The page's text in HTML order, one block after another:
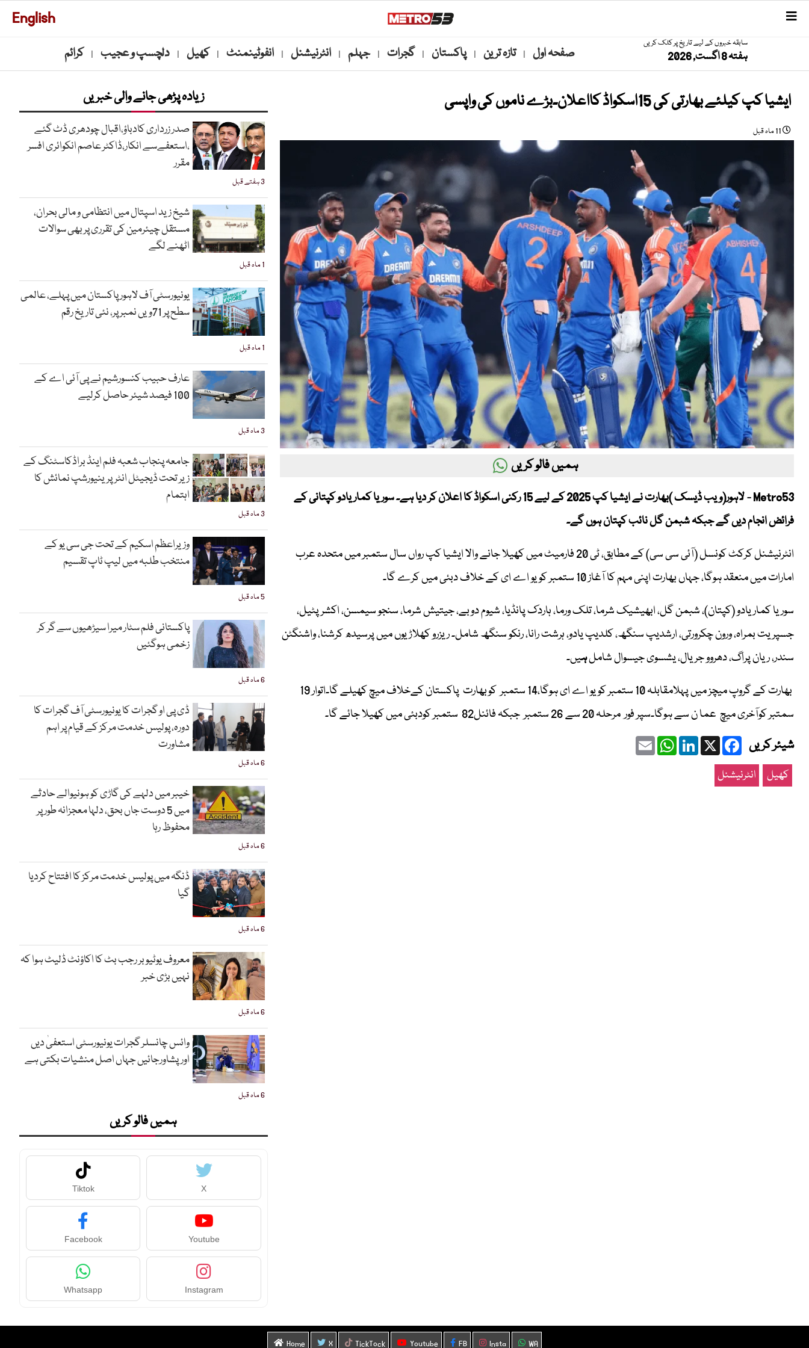
English
سابقہ خبروں کے لیے تاریخ پر کلک کریں
ہفتہ 8 اگست, 2026 صفحہ اول | تازہ ترین | پاکستان | گجرات | جہلم | انٹرنیشنل | انفوٹینمنٹ | کھیل | دلچسپ و عجیب | کرائم
ایشیا کپ کیلئے بھارتی کی 15اسکواڈ کااعلان۔بڑے ناموں کی واپسی
11 ماہ قبل
ہمیں فالو کریں
Metro53 - لاہور(ویب ڈیسک )بھارت نے ایشیا کپ 2025 کے لیے 15 رکنی اسکواڈ کا اعلان کر دیا ہے۔ سوریا کمار یادو کپتانی کے
فرائض انجام دیں گے جبکہ شبمن گل نائب کپتان ہوں گے۔
انٹرنیشنل کرکٹ کونسل (آئی سی سی) کے مطابق، ٹی 20 فارمیٹ میں کھیلا جانے والا ایشیا کپ رواں سال ستمبر میں متحدہ عرب
امارات میں منعقد ہوگا، جہاں بھارت اپنی مہم کا آغاز 10 ستمبر کو یو اے ای کے خلاف دبئی میں کرے گا۔
سوریا کمار یادو (کپتان)، شبمن گل، ابھیشیک شرما، تلک ورما، ہاردک پانڈیا، شیوم دوبے، جیتیش شرما، سنجو سیمسن، اکشر پٹیل،
جسپریت بمراہ، ورون چکرورتی، ارشدیپ سنگھ، کلدیپ یادو، ہرشت رانا، رنکو سنگھ شامل۔ ریزرو کھلاڑیوں میں پرسیدھ کرشنا، واشنگٹن
سندر، ریان پراگ، دھروو جریال، یشسوی جیسوال شاملہیں۔
بھارت کے گروپ میچز میں پہلامقابلہ 10 ستمبر کو یو اے ای ہوگا،14 ستمبر کوبھارت پاکستان کےخلاف میچ کھیلے گا۔اتوار 19
سمتبر کوآخری میچ عما ن سے ہوگا۔سپر فور مرحلہ 20 سے 26 ستمبر جبکہ فائنل82 ستمبر کودبئی میں کھیلا جائے گا۔
شیئر کریں Facebook
X
LinkedIn
WhatsApp
Email
کھیل انٹرنیشنل
زیادہ پڑھی جانے والی خبریں
3 ہفتے قبل
صدر زرداری کادباؤ،اقبال چودھری ڈٹ گئے
،استعفےسے انکار،ڈاکٹر عاصم انکوائری افسر
مقرر
1 ماہ قبل
شیخ زید اسپتال میں انتظامی و مالی بحران،
مستقل چیئرمین کی تقرری پر بھی سوالات
اٹھنے لگے
1 ماہ قبل
یونیورسٹی آف لاہور پاکستان میں پہلے، عالمی
سطح پر 71ویں نمبر پر، نئی تاریخ رقم
3 ماہ قبل
عارف حبیب کنسورشیم نے پی آئی اے کے
100 فیصد شیئر حاصل کرلیے
3 ماہ قبل
جامعہ پنجاب شعبہ فلم اینڈ براڈکاسٹنگ کے
زیر تحت ڈیجیٹل انٹرپرینیورشپ نمائش کا
اہتمام
5 ماہ قبل
وزیراعظم اسکیم کے تحت جی سی یو کے
منتخب طلبہ میں لیپ ٹاپ تقسیم
6 ماہ قبل
پاکستانی فلم سٹار میرا سیڑھیوں سے گر کر
زخمی ہوگئیں
6 ماہ قبل
ڈی پی او گجرات کا یونیورسٹی آف گجرات کا
دورہ، پولیس خدمت مرکز کے قیام پر اہم
مشاورت
6 ماہ قبل
خیبر میں دلہے کی گاڑی کو ہونیوالے حادثے
میں 5 دوست جاں بحق، دلہا معجزانہ طور پر
محفوظ رہا
6 ماہ قبل
ڈنگہ میں پولیس خدمت مرکز کا افتتاح کردیا
گیا
6 ماہ قبل
معروف یوٹیوبر رجب بٹ کا اکاؤنٹ ڈلیٹ ہوا کہ
نہیں بڑی خبر
6 ماہ قبل
وائس چانسلر گجرات یونیورسٹی استعفیٰ دیں
اورپشاورجائیں جہاں اصل منشیات بکتی ہے
ہمیں فالو کریں
X
Tiktok
Youtube
Facebook
Instagram
Whatsapp
Home X TickTock Youtube FB Insta WA